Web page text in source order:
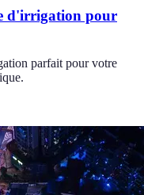
d'irrigation pour
parfait pour votre